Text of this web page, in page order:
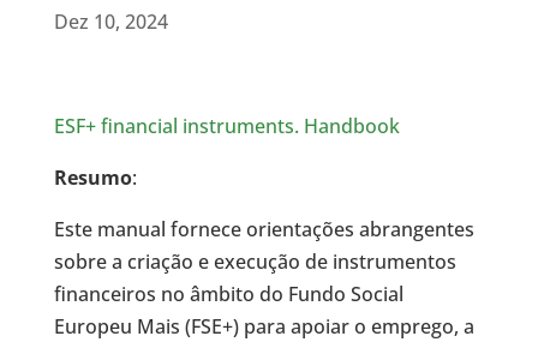
Dez 10, 2024
ESF+ financial instruments. Handbook
Resumo:
Este manual fornece orientações abrangentes
sobre a criação e execução de instrumentos
financeiros no âmbito do Fundo Social
Europeu Mais (FSE+) para apoiar o emprego, a